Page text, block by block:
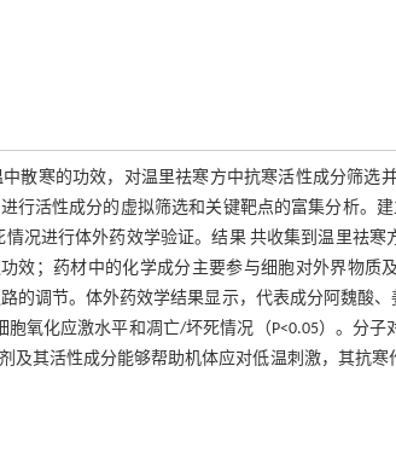
散寒的功效，对温里祛寒方中抗寒活性成分筛选
活性成分的虚拟筛选和关键靶点的富集分析。建
况进行体外药效学验证。结果 共收集到温里祛寒
效；药材中的化学成分主要参与细胞对外界物质
的调节。体外药效学结果显示，代表成分阿魏酸
胞氧化应激水平和凋亡/坏死情况（P<0.05）。分
及其活性成分能够帮助机体应对低温刺激，其抗